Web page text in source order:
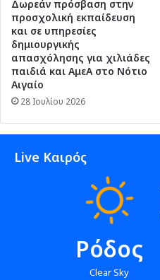
Δωρεάν πρόσβαση στην
προσχολική εκπαίδευση
και σε υπηρεσίες
δημιουργικής
απασχόλησης για χιλιάδες
παιδιά και ΑμεΑ στο Νότιο
Αιγαίο
28 Ιουλίου 2026
Live Καιρός
Ρόδος
Clear Sky